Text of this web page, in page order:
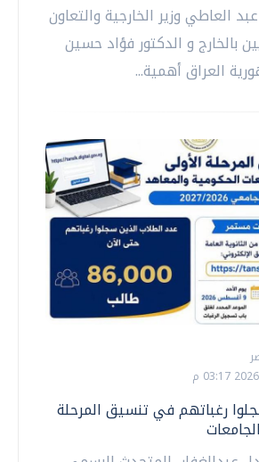
العاطي وزير الخارجية والتعاون
بالخارج و الدكتور فؤاد حسين
العراق أهمية...
رغباتهم في تنسيق المرحلة